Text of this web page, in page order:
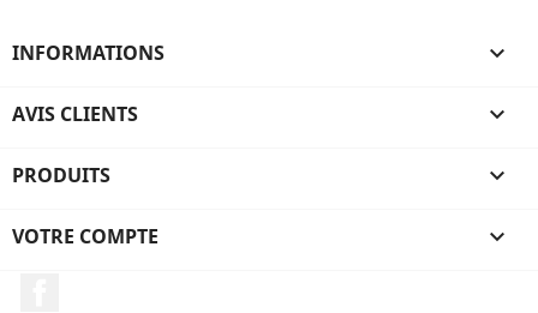
INFORMATIONS 
AVIS CLIENTS 
PRODUITS 
VOTRE COMPTE 